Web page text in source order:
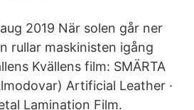
2019 När solen går ner
rullar maskinisten igång
Kvällens film: SMÄRTA
Artificial Leather ·
Lamination Film.